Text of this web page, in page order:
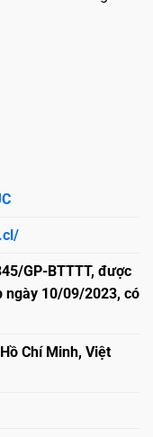
GP-BTTTT, được
ngày 10/09/2023, có
Chí Minh, Việt